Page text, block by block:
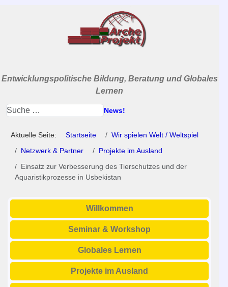
Entwicklungspolitische Bildung, Beratung und Globales
Lernen
News!
Aktuelle Seite: Startseite
Wir spielen Welt / Weltspiel
Netzwerk & Partner
Projekte im Ausland
Einsatz zur Verbesserung des Tierschutzes und der
Aquaristikprozesse in Usbekistan
Willkommen
Seminar & Workshop
Globales Lernen
Projekte im Ausland